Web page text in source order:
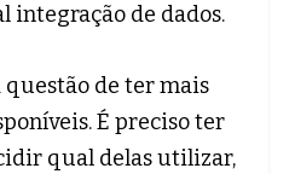
integração de dados.
questão de ter mais
É preciso ter
qual delas utilizar,